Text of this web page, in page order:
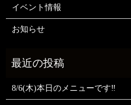
イベント情報
お知らせ
8/6(木)本日のメニューです‼️